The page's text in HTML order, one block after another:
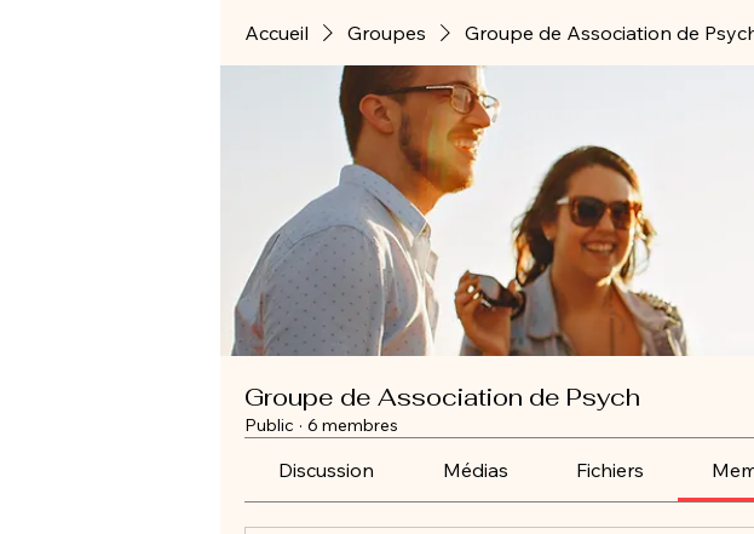
Accueil Groupes Groupe de Association de
Groupe de Association de Psych
Public · 6 membres
Discussion Médias Fichiers